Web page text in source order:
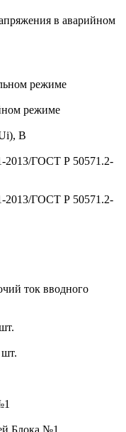
в аварийном
режиме
режиме
В
2013/ГОСТ Р 50571.2-
2013/ГОСТ Р 50571.2-
ток вводного
Блока №1